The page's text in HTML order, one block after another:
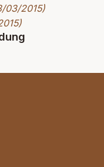
03/2015)